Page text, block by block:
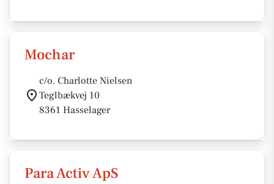
Mochar
c/o. Charlotte Nielsen
Teglbækvej 10
8361 Hasselager
Para Activ ApS